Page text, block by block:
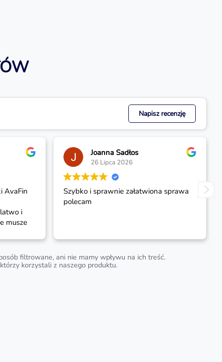
Napisz recenzję
AvaFin
i
musze
.
Joanna Sadłos
26 Lipca 2026
Szybko i sprawnie załatwiona sprawa
polecam
filtrowane, ani nie mamy wpływu na ich treść.
korzystali z naszego produktu.